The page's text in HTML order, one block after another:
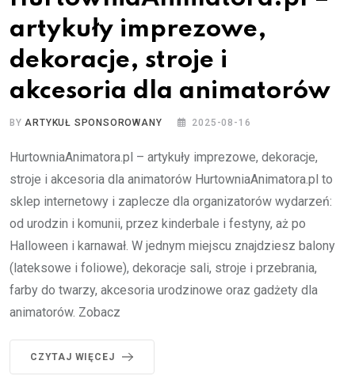
artykuły imprezowe,
dekoracje, stroje i
akcesoria dla animatorów
BYARTYKUŁ SPONSOROWANY 2025-08-16
HurtowniaAnimatora.pl – artykuły imprezowe, dekoracje,
stroje i akcesoria dla animatorów HurtowniaAnimatora.pl to
sklep internetowy i zaplecze dla organizatorów wydarzeń:
od urodzin i komunii, przez kinderbale i festyny, aż po
Halloween i karnawał. W jednym miejscu znajdziesz balony
(lateksowe i foliowe), dekoracje sali, stroje i przebrania,
farby do twarzy, akcesoria urodzinowe oraz gadżety dla
animatorów. Zobacz
CZYTAJ WIĘCEJ